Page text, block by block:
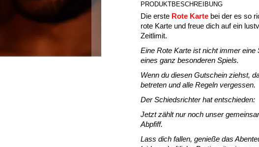
PRODUKTBESCHREIBUNG
Die erste Rote Karte bei der es so
rote Karte und freue dich auf ein
Zeitlimit.
Eine Rote Karte ist nicht immer
eines ganz besonderen Spiels.
Wenn du diesen Gutschein ziehst,
betreten und alle Regeln vergessen.
Der Schiedsrichter hat entschieden:
Jetzt zählt nur noch unser
Abpfiff.
Lass dich fallen, genieße das